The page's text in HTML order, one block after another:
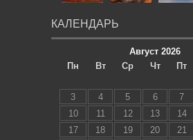
КАЛЕНДАРЬ
Август 2026
Пн
Вт Ср Чт Пт
3
4 5 6 7
10
11 12 13 14
17
18 19 20 21